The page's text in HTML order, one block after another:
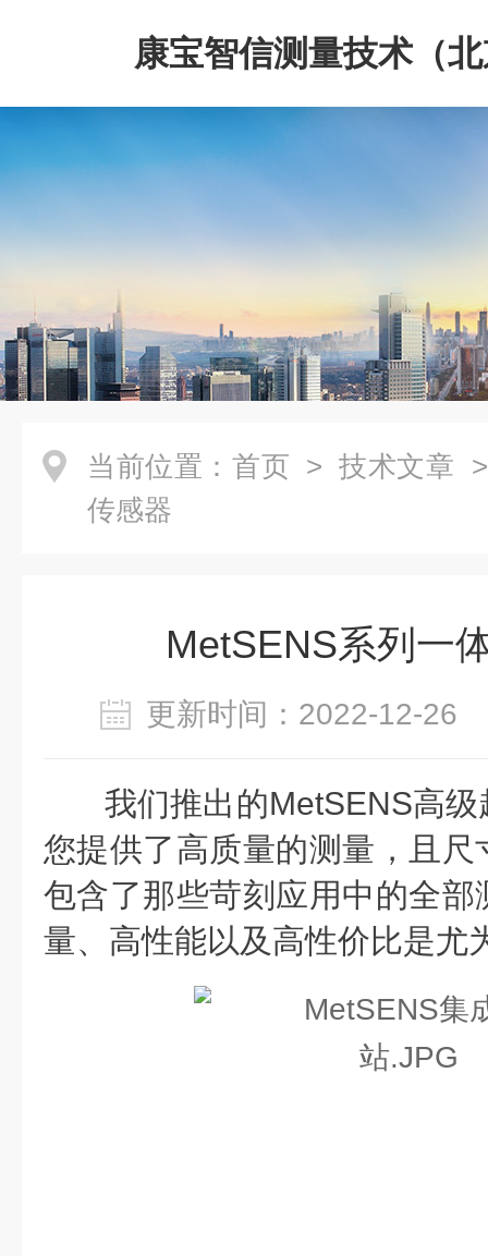
康宝智信测量技术（
限公司
当前位置： 首页 > 技术文章
传感器
MetSENS系列一
更新时间：2022-12-
我们推出的MetSENS高级
您提供了高质量的测量，且
包含了那些苛刻应用中的全
量、高性能以及高性价比是尤